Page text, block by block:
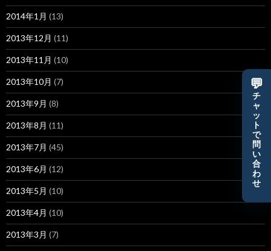
2014年1月 (13)
2013年12月 (11)
2013年11月 (10)
2013年10月 (7)
2013年9月 (8)
2013年8月 (11)
2013年7月 (45)
2013年6月 (12)
2013年5月 (10)
2013年4月 (10)
2013年3月 (7)
💬
チ
ャ
ッ
ト
で
問
い
合
わ
せ